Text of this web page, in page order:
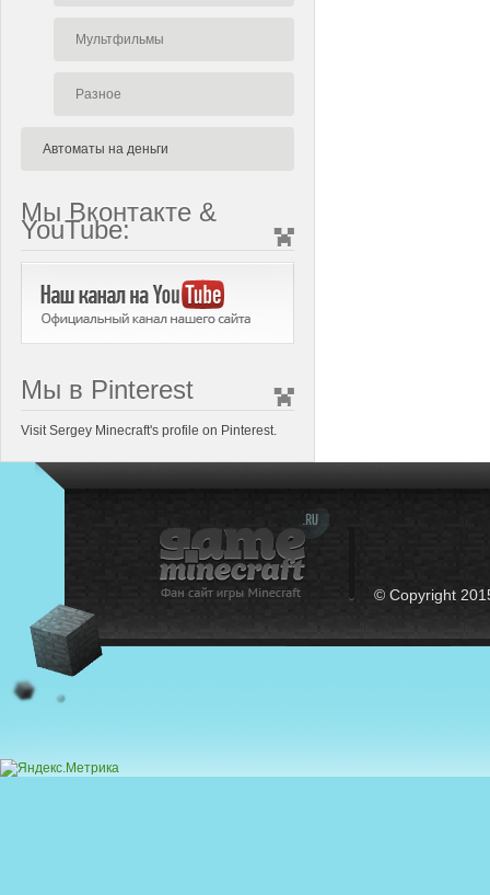
Мультфильмы
Разное
Автоматы на деньги
Мы Вконтакте &
YouTube:
Мы в Pinterest
Visit Sergey Minecraft's profile on Pinterest.
© Copyright